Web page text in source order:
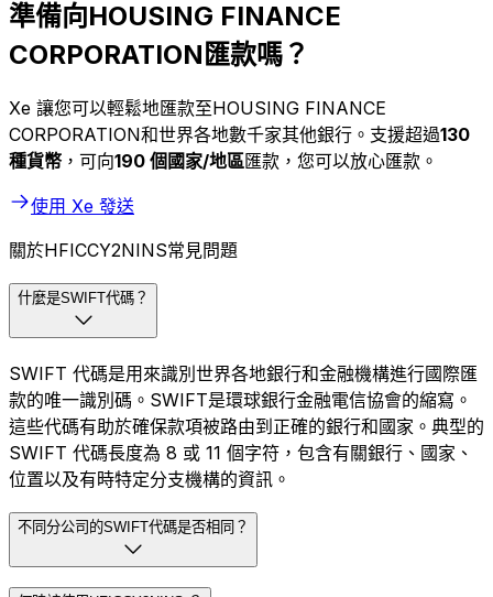
準備向HOUSING FINANCE
CORPORATION匯款嗎？
Xe 讓您可以輕鬆地匯款至HOUSING FINANCE
CORPORATION和世界各地數千家其他銀行。支援超過130
種貨幣 ，可向190 個國家/地區匯款，您可以放心匯款。
使用 Xe 發送
關於HFICCY2NINS常見問題
什麼是SWIFT代碼？
SWIFT 代碼是用來識別世界各地銀行和金融機構進行國際匯
款的唯一識別碼。SWIFT是環球銀行金融電信協會的縮寫。
這些代碼有助於確保款項被路由到正確的銀行和國家。典型的
SWIFT 代碼長度為 8 或 11 個字符，包含有關銀行、國家、
位置以及有時特定分支機構的資訊。
不同分公司的SWIFT代碼是否相同？